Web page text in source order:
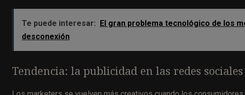
Te puede interesar: El gran problema tecnológico de los
desconexión
Tendencia: la publicidad en las redes sociales